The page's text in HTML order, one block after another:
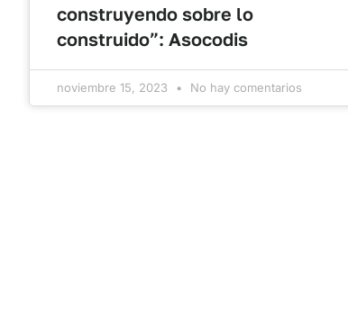
construyendo sobre lo
construido”: Asocodis
noviembre 15, 2023 No hay comentarios